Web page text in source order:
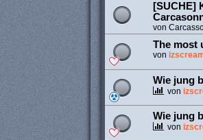
[SUCHE]
von
The most
von
Wie jung
von
Wie jung
von